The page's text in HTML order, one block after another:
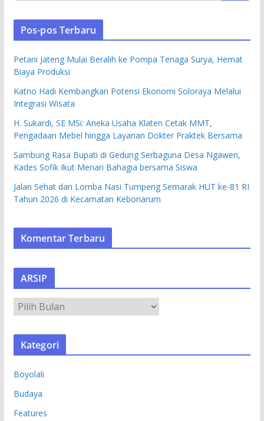
Pos-pos Terbaru
Petani Jateng Mulai Beralih ke Pompa Tenaga Surya, Hemat
Biaya Produksi
Katno Hadi Kembangkan Potensi Ekonomi Soloraya Melalui
Integrasi Wisata
H. Sukardi, SE MSi: Aneka Usaha Klaten Cetak MMT,
Pengadaan Mebel hingga Layanan Dokter Praktek Bersama
Sambung Rasa Bupati di Gedung Serbaguna Desa Ngawen,
Kades Sofik Ikut Menari Bahagia bersama Siswa
Jalan Sehat dan Lomba Nasi Tumpeng Semarak HUT ke-81 RI
Tahun 2026 di Kecamatan Kebonarum
Komentar Terbaru
ARSIP
R
S
Kategori
Boyolali
Budaya
Features